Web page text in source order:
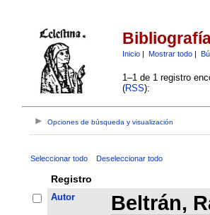
Inicio| Mostrar todo|
1–1 de 1 registro
(RSS):
Opciones de búsqueda y visualización
Seleccionar todo Deseleccionar todo
Registro
Autor Beltrán,